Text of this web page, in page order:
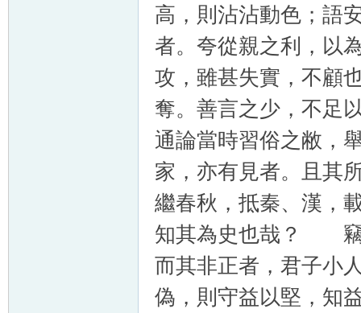
高，則沾沾動色；語
者。夸從親之利，以
攻，雖甚失實，不顧
奪。善言之少，不足
通論當時習俗之敝，
家，亦有見者。且其
繼春秋，抵秦、漢，
知其為史也哉？ 竊
而其非正者，君子小
偽，則守益以堅，知